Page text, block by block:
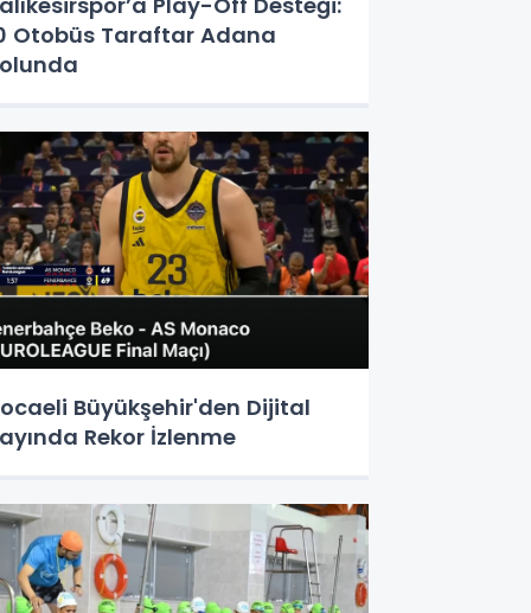
Otobüs Taraftar Adana
Büyükşehir'den Dijital
Rekor İzlenme